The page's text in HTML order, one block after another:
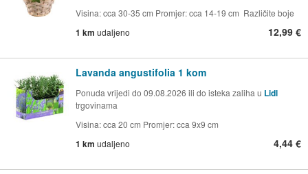
Visina: cca 30-35 cm Promjer: cca 14-19 cm Različite boje
1 km udaljeno 12,99 €
Lavanda angustifolia 1 kom
Ponuda vrijedi do 09.08.2026 ili do isteka zaliha u Lidl
trgovinama
Visina: cca 20 cm Promjer: cca 9x9 cm
1 km udaljeno 4,44 €